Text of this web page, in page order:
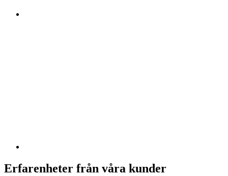
Erfarenheter från våra kunder